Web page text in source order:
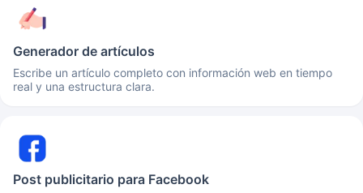
Generador de artículos
Escribe un artículo completo con información web en tiempo
real y una estructura clara.
Post publicitario para Facebook